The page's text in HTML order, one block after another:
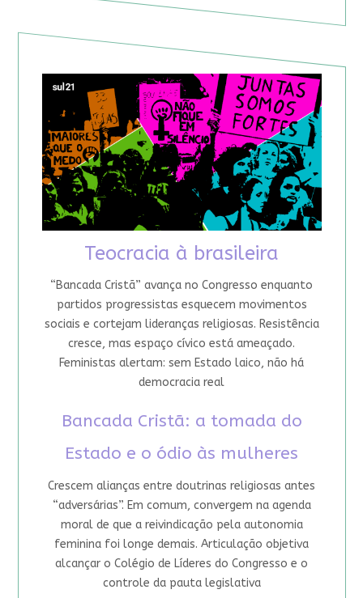
Teocracia à brasileira
“Bancada Cristã” avança no Congresso enquanto
partidos progressistas esquecem movimentos
sociais e cortejam lideranças religiosas. Resistência
cresce, mas espaço cívico está ameaçado.
Feministas alertam: sem Estado laico, não há
democracia real
Bancada Cristã: a tomada do
Estado e o ódio às mulheres
Crescem alianças entre doutrinas religiosas antes
“adversárias”. Em comum, convergem na agenda
moral de que a reivindicação pela autonomia
feminina foi longe demais. Articulação objetiva
alcançar o Colégio de Líderes do Congresso e o
controle da pauta legislativa